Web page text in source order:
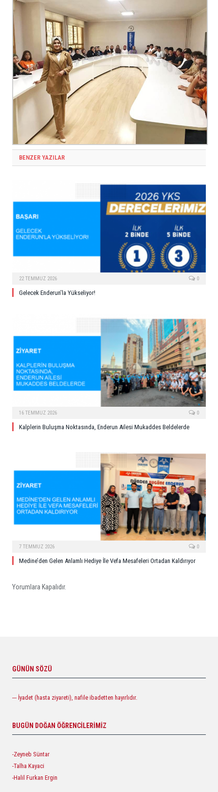
BENZER YAZILAR
22 TEMMUZ 2026 0
Gelecek Enderun’la Yükseliyor!
16 TEMMUZ 2026 0
Kalplerin Buluşma Noktasında, Enderun Ailesi Mukaddes Beldelerde
7 TEMMUZ 2026 0
Medine’den Gelen Anlamlı Hediye İle Vefa Mesafeleri Ortadan Kaldırıyor
Yorumlara Kapalıdır.
GÜNÜN SÖZÜ
--- İyadet (hasta ziyareti), nafile ibadetten hayırlıdır.
BUGÜN DOĞAN ÖĞRENCILERIMIZ
-Zeyneb Süntar
-Talha Kayaci
-Halil Furkan Ergin